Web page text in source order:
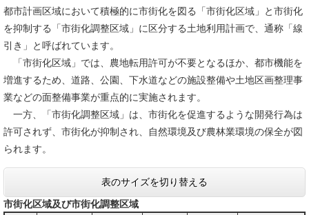
都市計画区域において積極的に市街化を図る「市街化区域」と市街化
を抑制する「市街化調整区域」に区分する土地利用計画で、通称「線
引き」と呼ばれています。
「市街化区域」では、農地転用許可が不要となるほか、都市機能を
増進するため、道路、公園、下水道などの施設整備や土地区画整理事
業などの面整備事業が重点的に実施されます。
一方、「市街化調整区域」は、市街化を促進するような開発行為は
許可されず、市街化が抑制され、自然環境及び農林業環境の保全が図
られます。
表のサイズを切り替える
市街化区域及び市街化調整区域